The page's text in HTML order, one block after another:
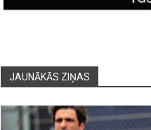
JAUNĀKĀS ZIŅAS